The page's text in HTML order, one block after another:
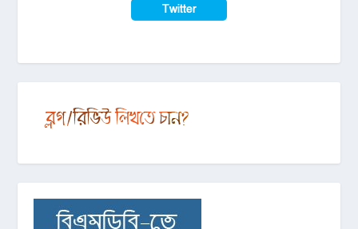
Twitter